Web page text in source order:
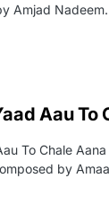
Amjad
Aau To
To Chale
by